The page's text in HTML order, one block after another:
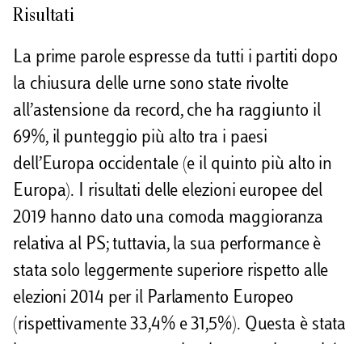
Risultati
La prime parole espresse da tutti i partiti dopo
la chiusura delle urne sono state rivolte
all’astensione da record, che ha raggiunto il
69%, il punteggio più alto tra i paesi
dell’Europa occidentale (e il quinto più alto in
Europa). I risultati delle elezioni europee del
2019 hanno dato una comoda maggioranza
relativa al PS; tuttavia, la sua performance è
stata solo leggermente superiore rispetto alle
elezioni 2014 per il Parlamento Europeo
(rispettivamente 33,4% e 31,5%). Questa è stata